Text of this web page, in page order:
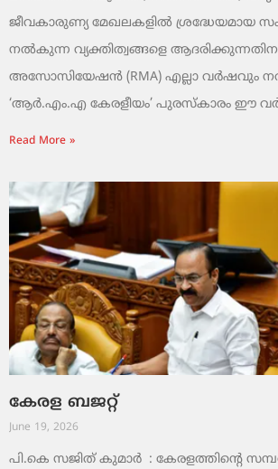
ജീവകാരുണ്യ മേഖലകളിൽ ശ്രദ്ധേയമായ
നൽകുന്ന വ്യക്തിത്വങ്ങളെ
അസോസിയേഷൻ (RMA) എല്ലാ വർഷവും
‘ആർ.എം.എ കേരളീയം’ പുരസ്‌കാരം ഈ
Read More »
കേരള ബജറ്റ്
June 19, 2026
പി.കെ സജിത് കുമാര്‍ : കേരളത്തിന്റെ